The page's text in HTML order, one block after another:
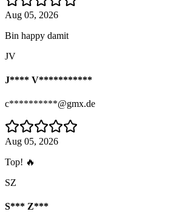
Aug 05, 2026
Bin happy damit
JV
J**** V***********
c**********@gmx.de
Aug 05, 2026
Top! 🔥
SZ
S*** Z***